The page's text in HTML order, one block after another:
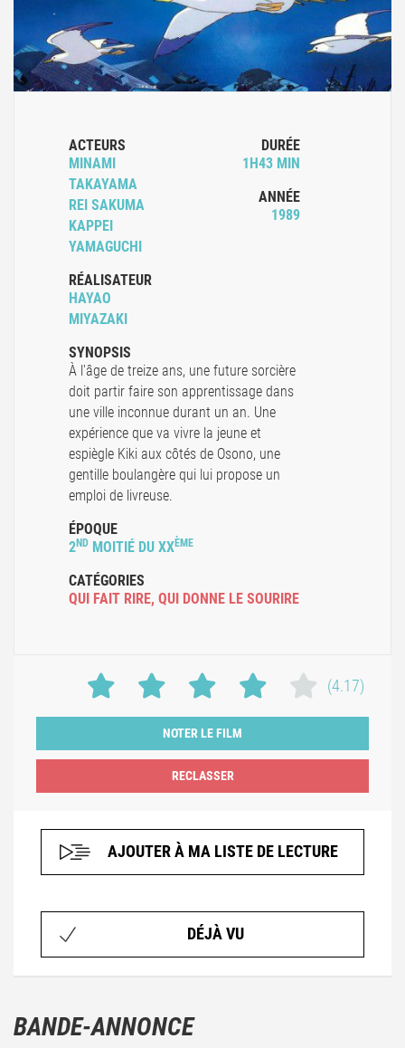
ACTEURS
MINAMI
TAKAYAMA
REI SAKUMA
KAPPEI
YAMAGUCHI
RÉALISATEUR
HAYAO
MIYAZAKI
DURÉE
1H43 MIN
ANNÉE
1989
SYNOPSIS
À l'âge de treize ans, une future sorcière
doit partir faire son apprentissage dans
une ville inconnue durant un an. Une
expérience que va vivre la jeune et
espiègle Kiki aux côtés de Osono, une
gentille boulangère qui lui propose un
emploi de livreuse.
ÉPOQUE
2ND MOITIÉ DU XXÈME
CATÉGORIES
QUI FAIT RIRE, QUI DONNE LE SOURIRE
(4.17)
NOTER LE FILM
AJOUTER À MA LISTE DE LECTURE
DÉJÀ VU
BANDE-ANNONCE